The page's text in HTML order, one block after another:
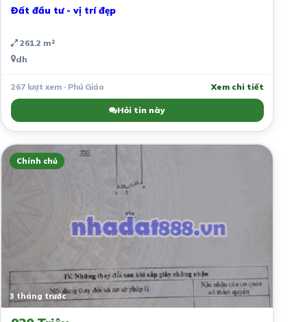
Đất đầu tư - vị trí đẹp
261.2 m²
dh
267 lượt xem · Phú Giáo Xem chi tiết
Hỏi tin này
Chính chủ
3 tháng trước